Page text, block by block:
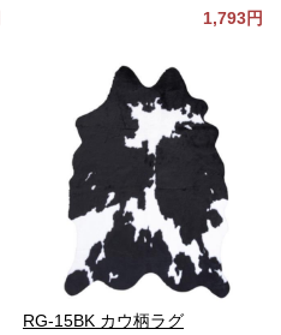
1,793円
RG-15BK カウ柄ラグ